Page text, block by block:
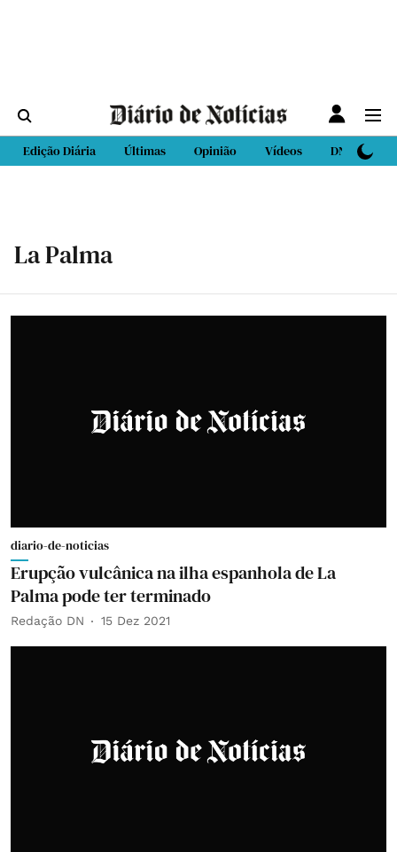
Edição Diária Últimas Opinião Vídeos DN Sport
La Palma
diario-de-noticias
Erupção vulcânica na ilha espanhola de La
Palma pode ter terminado
Redação DN 15 Dez 2021